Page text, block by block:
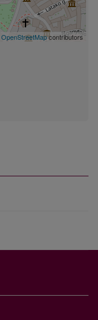
OpenStreetMapcontributors